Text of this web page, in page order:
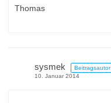
Thomas
sysmek
Beitragsautor
10. Januar 2014